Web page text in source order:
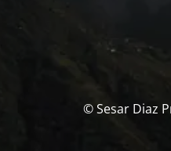
© Sesar Diaz